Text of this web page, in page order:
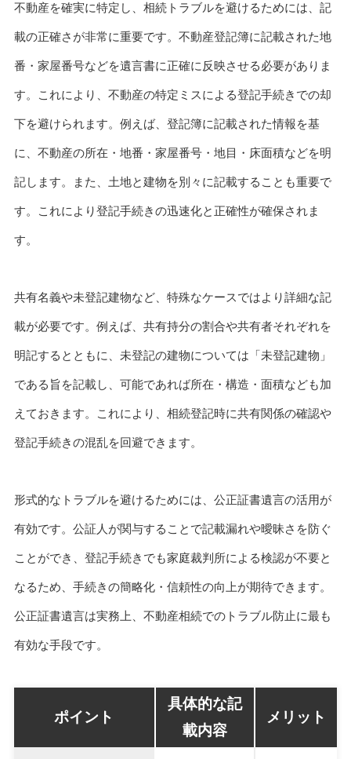
不動産を確実に特定し、相続トラブルを避けるためには、記
載の正確さが非常に重要です。不動産登記簿に記載された地
番・家屋番号などを遺言書に正確に反映させる必要がありま
す。これにより、不動産の特定ミスによる登記手続きでの却
下を避けられます。例えば、登記簿に記載された情報を基
に、不動産の所在・地番・家屋番号・地目・床面積などを明
記します。また、土地と建物を別々に記載することも重要で
す。これにより登記手続きの迅速化と正確性が確保されま
す。
共有名義や未登記建物など、特殊なケースではより詳細な記
載が必要です。例えば、共有持分の割合や共有者それぞれを
明記するとともに、未登記の建物については「未登記建物」
である旨を記載し、可能であれば所在・構造・面積なども加
えておきます。これにより、相続登記時に共有関係の確認や
登記手続きの混乱を回避できます。
形式的なトラブルを避けるためには、公正証書遺言の活用が
有効です。公証人が関与することで記載漏れや曖昧さを防ぐ
ことができ、登記手続きでも家庭裁判所による検認が不要と
なるため、手続きの簡略化・信頼性の向上が期待できます。
公正証書遺言は実務上、不動産相続でのトラブル防止に最も
有効な手段です。
ポイント
具体的な記
載内容
メリット